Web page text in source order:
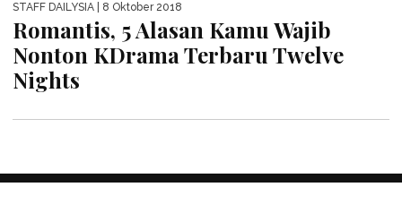
STAFF DAILYSIA | 8 Oktober 2018
Romantis, 5 Alasan Kamu Wajib
Nonton KDrama Terbaru Twelve
Nights